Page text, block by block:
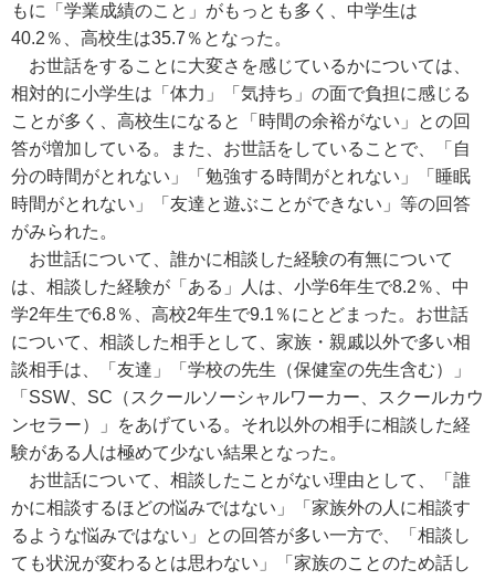
もに「学業成績のこと」がもっとも多く、中学生は
40.2％、高校生は35.7％となった。
お世話をすることに大変さを感じているかについては、
相対的に小学生は「体力」「気持ち」の面で負担に感じる
ことが多く、高校生になると「時間の余裕がない」との回
答が増加している。また、お世話をしていることで、「自
分の時間がとれない」「勉強する時間がとれない」「睡眠
時間がとれない」「友達と遊ぶことができない」等の回答
がみられた。
お世話について、誰かに相談した経験の有無について
は、相談した経験が「ある」人は、小学6年生で8.2％、中
学2年生で6.8％、高校2年生で9.1％にとどまった。お世話
について、相談した相手として、家族・親戚以外で多い相
談相手は、「友達」「学校の先生（保健室の先生含む）」
「SSW、SC（スクールソーシャルワーカー、スクールカウ
ンセラー）」をあげている。それ以外の相手に相談した経
験がある人は極めて少ない結果となった。
お世話について、相談したことがない理由として、「誰
かに相談するほどの悩みではない」「家族外の人に相談す
るような悩みではない」との回答が多い一方で、「相談し
ても状況が変わるとは思わない」「家族のことのため話し